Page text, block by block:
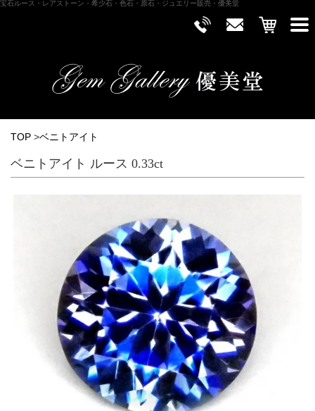
宝石ルース・レアストーン・希少石・色石・原石・ジュエリー販売・優美堂
TOP >ベニトアイト
ベニトアイト ルース 0.33ct